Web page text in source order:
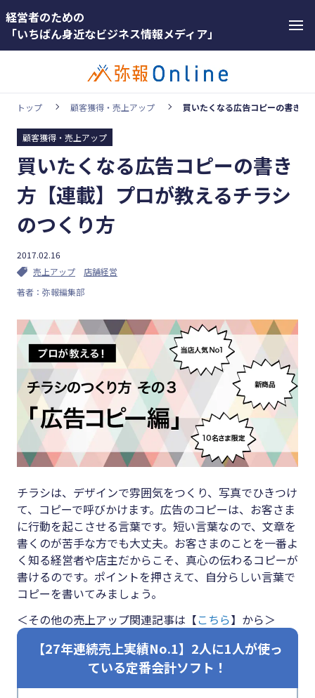
経営者のための
「いちばん身近なビジネス情報メディア」
カテゴリー
顧客獲得・売上アップ
人材（採用・育成・定着）
事業成長・経営力アップ
経営ノウハウ＆トレンド
キーワード
#インボイス
#インボイス制度
#電子帳簿保存法
#集客
#DX
#生産性向上
#採用
#人材育成
#クラブオフ
ホットワー
#インボ
イス
#インボ
イス制度
#電子帳
#集客
#資金調
#生産性
向上
#人材育
#店舗経
#クラブ
トップ 顧客獲得・売上アップ 買いたくなる広告コピーの書き方
顧客獲得・売上アップ
買いたくなる広告コピーの書き
方【連載】プロが教えるチラシ
のつくり方
2017.02.16
売上アップ
店舗経営
著者：弥報編集部
チラシは、デザインで雰囲気をつくり、写真でひきつけ
て、コピーで呼びかけます。広告のコピーは、お客さま
に行動を起こさせる言葉です。短い言葉なので、文章を
書くのが苦手な方でも大丈夫。お客さまのことを一番よ
く知る経営者や店主だからこそ、真心の伝わるコピーが
書けるのです。ポイントを押さえて、自分らしい言葉で
コピーを書いてみましょう。
＜その他の売上アップ関連記事は【こちら】から＞
【27年連続売上実績No.1】2人に1人が使っ
ている定番会計ソフト！